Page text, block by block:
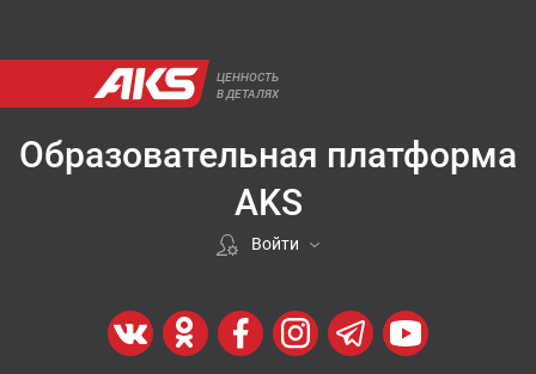
ЦЕННОСТЬ
В ДЕТАЛЯХ
Образовательная платформа
AKS
Войти
ВОЙТИ